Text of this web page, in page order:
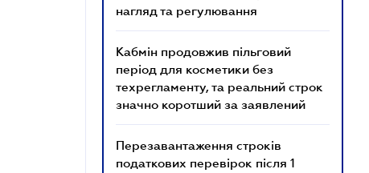
нагляд та регулювання
Кабмін продовжив пільговий
період для косметики без
техрегламенту, та реальний строк
значно коротший за заявлений
Перезавантаження строків
податкових перевірок після 1